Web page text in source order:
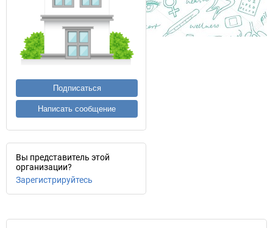
Подписаться
Написать сообщение
Вы представитель этой
организации?
Зарегистрируйтесь